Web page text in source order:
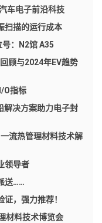
车电子前沿科技
扫描的运行成本
：N2馆 A35
顾与2024年EV趋势
O指标
解决方案助力电子封
流热管理材料技术解
领导者
送……
，强力推荐！
材料技术博览会